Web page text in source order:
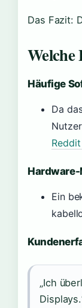
Das Fazit:
Welche
Häufige
Da
Ein
„Ich